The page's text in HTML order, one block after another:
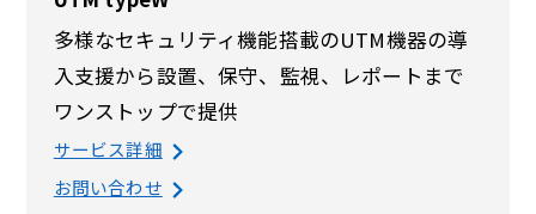
多様なセキュリティ機能搭載のUTM機器の導
入支援から設置、保守、監視、レポートまで
ワンストップで提供
サービス詳細
お問い合わせ